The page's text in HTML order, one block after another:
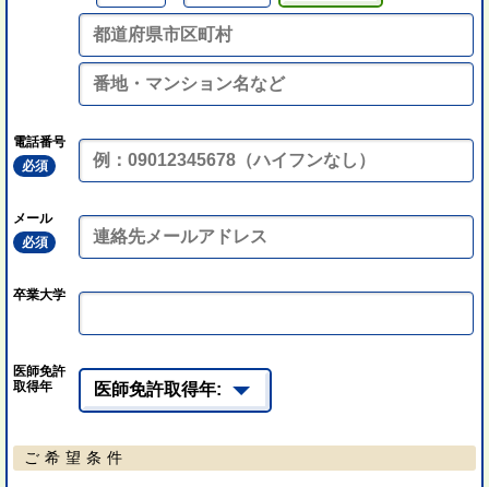
電話番号
必須
メール
必須
卒業大学
医師免許
取得年
ご希望条件